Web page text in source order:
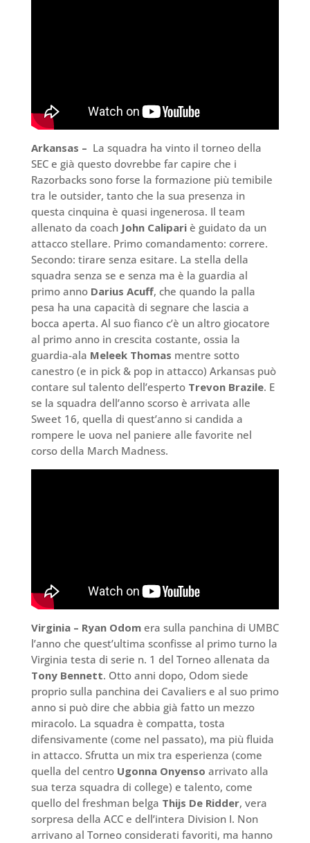
Arkansas – La squadra ha vinto il torneo della
SEC e già questo dovrebbe far capire che i
Razorbacks sono forse la formazione più temibile
tra le outsider, tanto che la sua presenza in
questa cinquina è quasi ingenerosa. Il team
allenato da coach John Calipariè guidato da un
attacco stellare. Primo comandamento: correre.
Secondo: tirare senza esitare. La stella della
squadra senza se e senza ma è la guardia al
primo anno Darius Acuff, che quando la palla
pesa ha una capacità di segnare che lascia a
bocca aperta. Al suo fianco c’è un altro giocatore
al primo anno in crescita costante, ossia la
guardia-ala Meleek Thomas mentre sotto
canestro (e in pick & pop in attacco) Arkansas può
contare sul talento dell’esperto Trevon Brazile. E
se la squadra dell’anno scorso è arrivata alle
Sweet 16, quella di quest’anno si candida a
rompere le uova nel paniere alle favorite nel
corso della March Madness.
Virginia – Ryan Odomera sulla panchina di UMBC
l’anno che quest’ultima sconfisse al primo turno la
Virginia testa di serie n. 1 del Torneo allenata da
Tony Bennett. Otto anni dopo, Odom siede
proprio sulla panchina dei Cavaliers e al suo primo
anno si può dire che abbia già fatto un mezzo
miracolo. La squadra è compatta, tosta
difensivamente (come nel passato), ma più fluida
in attacco. Sfrutta un mix tra esperienza (come
quella del centroUgonna Onyenso arrivato alla
sua terza squadra di college) e talento, come
quello del freshman belga Thijs De Ridder, vera
sorpresa della ACC e dell’intera Division I. Non
arrivano al Torneo considerati favoriti, ma hanno